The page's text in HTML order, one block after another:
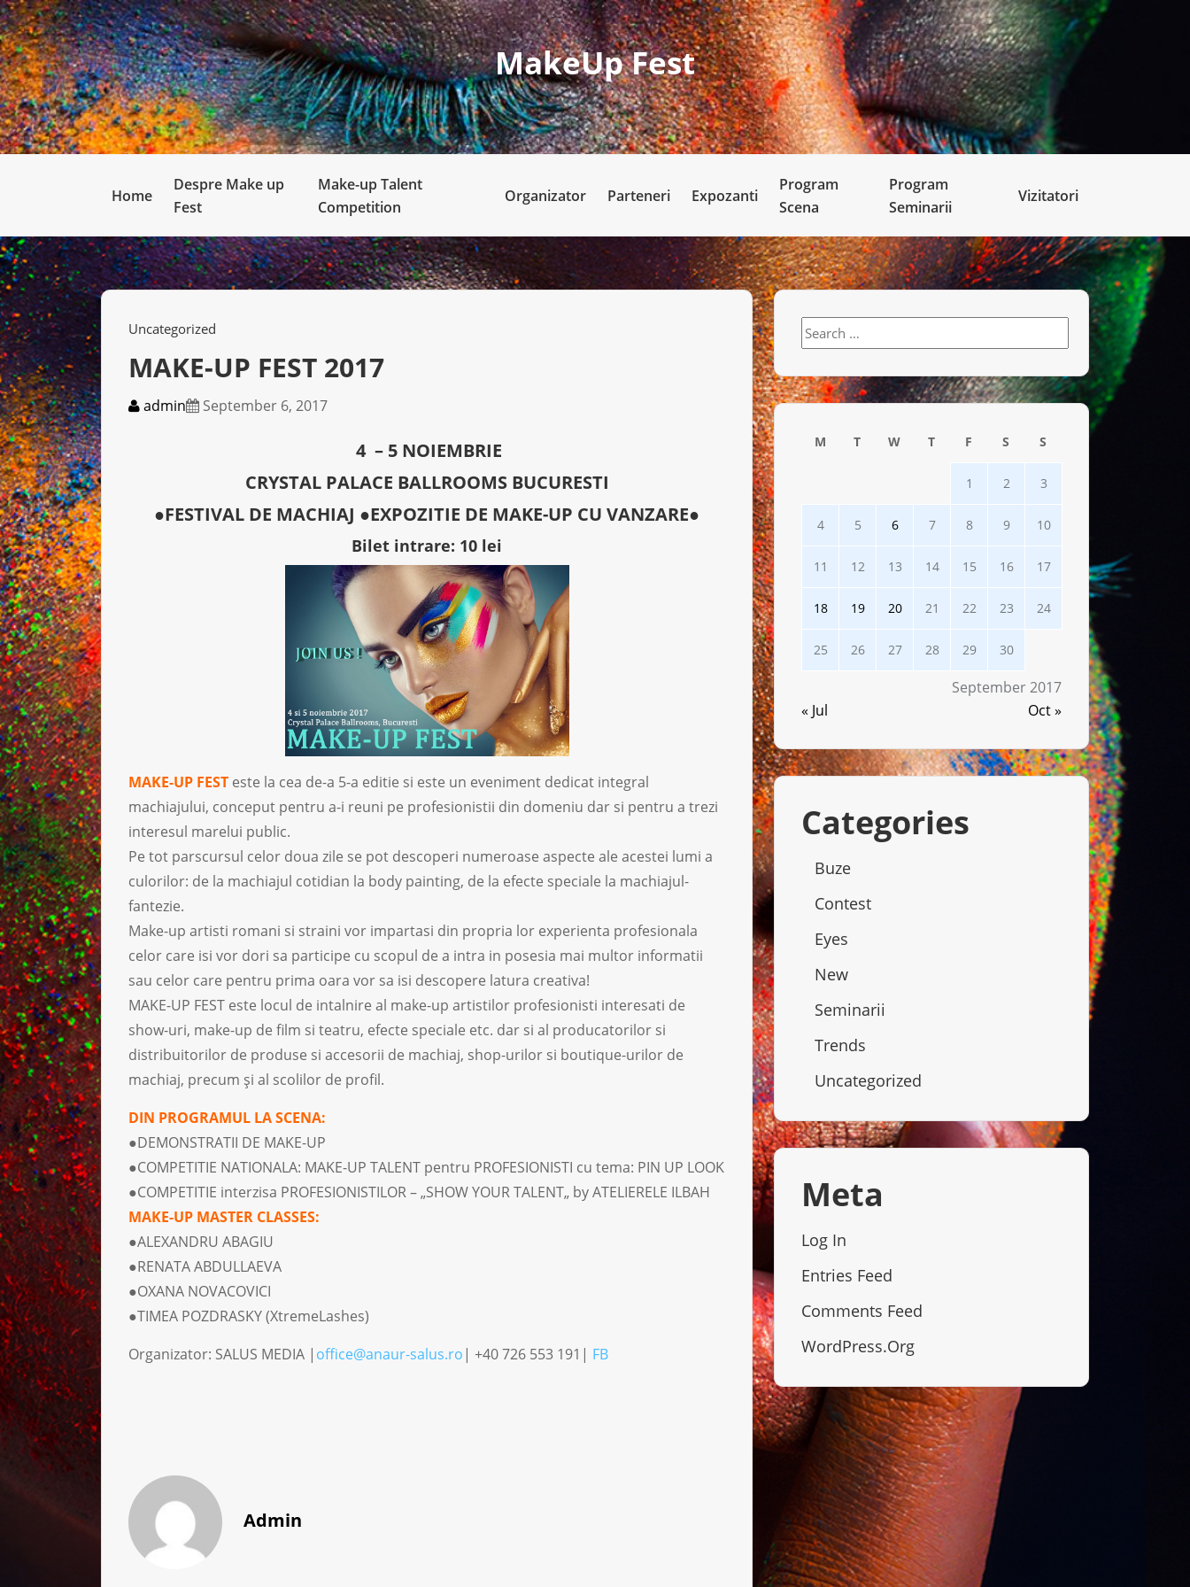
MakeUp Fest
Home
Despre Make up
Fest
Make-up Talent
Competition
Organizator Parteneri Expozanti
Program
Scena
Program
Seminarii
Vizitatori
Uncategorized
MAKE-UP FEST 2017
admin September 6, 2017
4 – 5 NOIEMBRIE
CRYSTAL PALACE BALLROOMS BUCURESTI
●FESTIVAL DE MACHIAJ ●EXPOZITIE DE MAKE-UP CU VANZARE●
Bilet intrare: 10 lei
MAKE-UP FEST este la cea de-a 5-a editie si este un eveniment dedicat integral
machiajului, conceput pentru a-i reuni pe profesionistii din domeniu dar si pentru a trezi
interesul marelui public.
Pe tot parscursul celor doua zile se pot descoperi numeroase aspecte ale acestei lumi a
culorilor: de la machiajul cotidian la body painting, de la efecte speciale la machiajul-
fantezie.
Make-up artisti romani si straini vor impartasi din propria lor experienta profesionala
celor care isi vor dori sa participe cu scopul de a intra in posesia mai multor informatii
sau celor care pentru prima oara vor sa isi descopere latura creativa!
MAKE-UP FEST este locul de intalnire al make-up artistilor profesionisti interesati de
show-uri, make-up de film si teatru, efecte speciale etc. dar si al producatorilor si
distribuitorilor de produse si accesorii de machiaj, shop-urilor si boutique-urilor de
machiaj, precum şi al scolilor de profil.
DIN PROGRAMUL LA SCENA:
●DEMONSTRATII DE MAKE-UP
●COMPETITIE NATIONALA: MAKE-UP TALENT pentru PROFESIONISTI cu tema: PIN UP LOOK
●COMPETITIE interzisa PROFESIONISTILOR – „SHOW YOUR TALENT„ by ATELIERELE ILBAH
MAKE-UP MASTER CLASSES:
●ALEXANDRU ABAGIU
●RENATA ABDULLAEVA
●OXANA NOVACOVICI
●TIMEA POZDRASKY (XtremeLashes)
Organizator: SALUS MEDIA | office@anaur-salus.ro | +40 726 553 191| FB
Admin
Search
for:
September 2017
M T W T F S S
1 2 3
4 5 6 7 8 9 10
11 12 13 14 15 16 17
18 19 20 21 22 23 24
25 26 27 28 29 30
« Jul Oct »
Categories
Buze
Contest
Eyes
New
Seminarii
Trends
Uncategorized
Meta
Log In
Entries Feed
Comments Feed
WordPress.org